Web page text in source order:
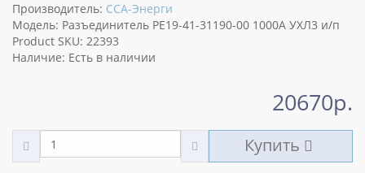
Производитель: ССА-Энерги
Модель: Разъединитель РЕ19-41-31190-00 1000А УХЛ3 и/п
Product SKU: 22393
Наличие: Есть в наличии
20670р.
Купить